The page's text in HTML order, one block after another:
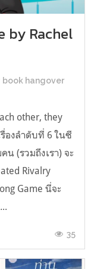
by Rachel
book hangover
other, they
องลำดับที่ 6 ในซี
น (รวมถึงเรา) จะ
Rivalry
Game นี่จะ
35